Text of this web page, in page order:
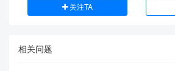
关注TA
相关问题